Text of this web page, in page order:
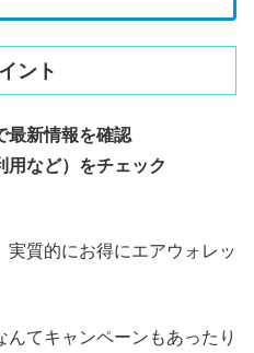
ント
最新情報を確認
用など）をチェック
質的にお得にエアウォレッ
てキャンペーンもあったり